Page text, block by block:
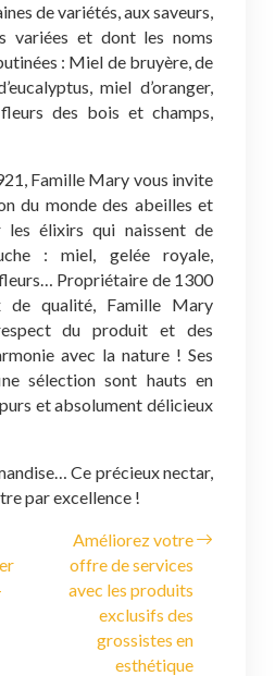
de variétés, aux saveurs,
variées et dont les noms
: Miel de bruyère, de
miel d’oranger,
des bois et champs,
Famille Mary vous invite
du monde des abeilles et
élixirs qui naissent de
: miel, gelée royale,
Propriétaire de 1300
de qualité, Famille Mary
du produit et des
avec la nature ! Ses
sélection sont hauts en
et absolument délicieux
Ce précieux nectar,
par excellence !
Améliorez votre
offre de services
avec les produits
exclusifs des
grossistes en
esthétique